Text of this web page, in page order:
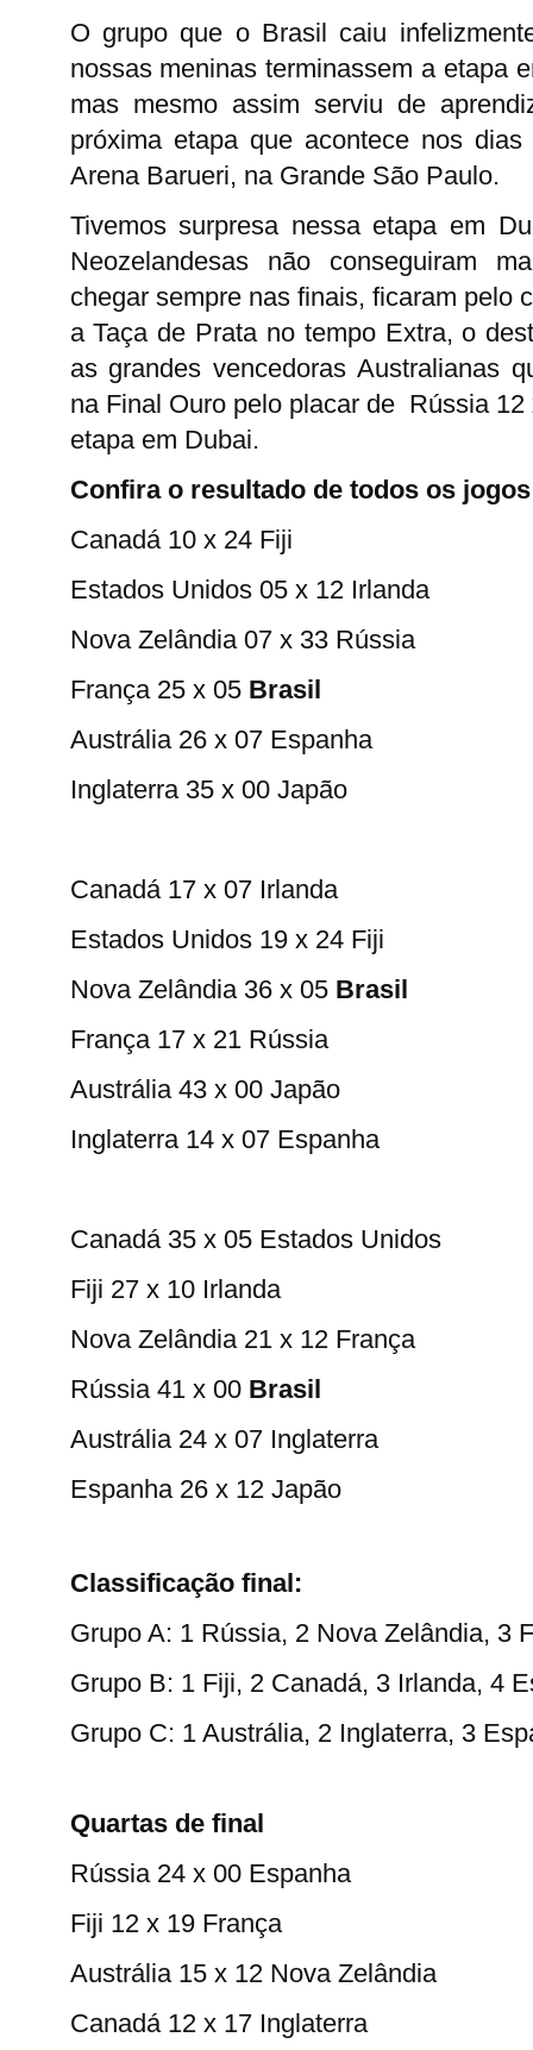
O grupo que o Brasil caiu
nossas meninas terminassem a etapa
mas mesmo assim serviu de
próxima etapa que acontece nos
Arena Barueri, na Grande São Paulo.
Tivemos surpresa nessa etapa em
Neozelandesas não conseguiram
chegar sempre nas finais, ficaram pelo
a Taça de Prata no tempo Extra, o
as grandes vencedoras Australianas
na Final Ouro pelo placar de Rússia 12
etapa em Dubai.
Confira o resultado de todos os
Canadá 10 x 24 Fiji
Estados Unidos 05 x 12 Irlanda
Nova Zelândia 07 x 33 Rússia
França 25 x 05 Brasil
Austrália 26 x 07 Espanha
Inglaterra 35 x 00 Japão
Canadá 17 x 07 Irlanda
Estados Unidos 19 x 24 Fiji
Nova Zelândia 36 x 05 Brasil
França 17 x 21 Rússia
Austrália 43 x 00 Japão
Inglaterra 14 x 07 Espanha
Canadá 35 x 05 Estados Unidos
Fiji 27 x 10 Irlanda
Nova Zelândia 21 x 12 França
Rússia 41 x 00 Brasil
Austrália 24 x 07 Inglaterra
Espanha 26 x 12 Japão
Classificação final:
Grupo A: 1 Rússia, 2 Nova Zelândia, 3
Grupo B: 1 Fiji, 2 Canadá, 3 Irlanda, 4
Grupo C: 1 Austrália, 2 Inglaterra, 3
Quartas de final
Rússia 24 x 00 Espanha
Fiji 12 x 19 França
Austrália 15 x 12 Nova Zelândia
Canadá 12 x 17 Inglaterra